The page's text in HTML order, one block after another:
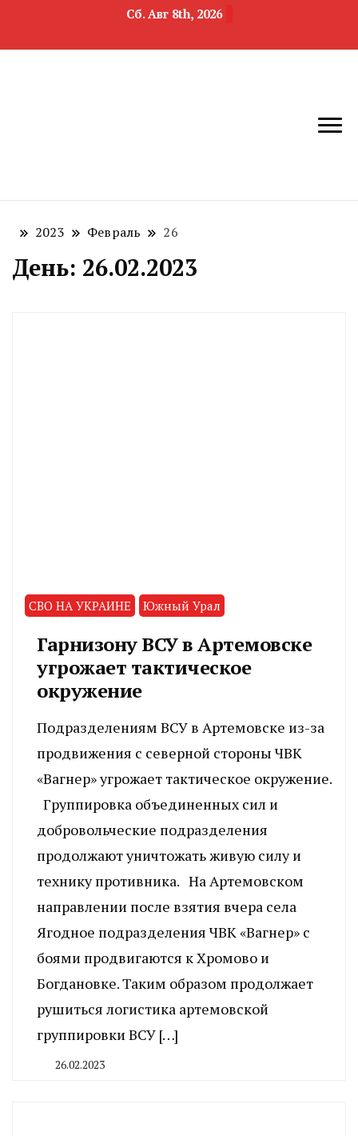
Сб. Авг 8th, 2026
2023 Февраль 26
День: 26.02.2023
СВО НА УКРАИНЕ Южный Урал
Гарнизону ВСУ в Артемовске
угрожает тактическое
окружение
Подразделениям ВСУ в Артемовске из-за
продвижения с северной стороны ЧВК
«Вагнер» угрожает тактическое окружение.
Группировка объединенных сил и
добровольческие подразделения
продолжают уничтожать живую силу и
технику противника. На Артемовском
направлении после взятия вчера села
Ягодное подразделения ЧВК «Вагнер» с
боями продвигаются к Хромово и
Богдановке. Таким образом продолжает
рушиться логистика артемовской
группировки ВСУ […]
26.02.2023